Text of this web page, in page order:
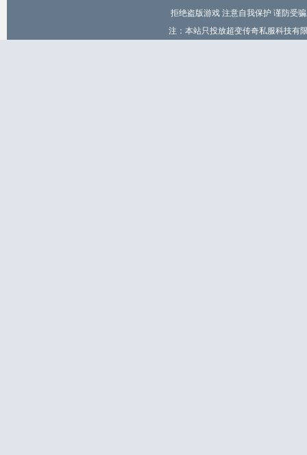
拒绝盗版游戏 注意自我保护 谨防受
注：本站只投放超变传奇私服科技有